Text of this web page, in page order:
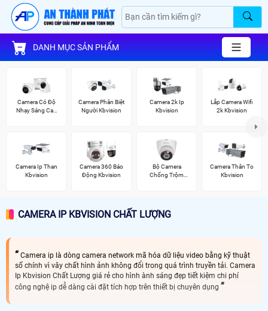
DANH MỤC SẢN PHẨM
Camera Có Độ
Nhạy Sáng Cao
Camera Phân Biệt
Người Kbvision
Camera 2k Ip
Kbvision
Lắp Camera Wifi
2k Kbvision
Camera Ip Than
Kbvision
Camera 360 Báo
Động Kbvision
Bộ Camera
Chống Trộm
Camera Thân To
Kbvision
CAMERA IP KBVISION CHẤT LƯỢNG
Camera ip là dòng camera network mã hóa dữ liệu video bằng kỹ thuật
số chính vì vây chất hình ảnh không đổi trong quá trình truyền tải. Camera
Ip Kbvision Chất Lượng giá rẻ cho hình ành sáng đẹp tiết kiệm chi phí
công nghệ ip dễ dàng cài đặt tích hợp trên thiết bị chuyên dụng